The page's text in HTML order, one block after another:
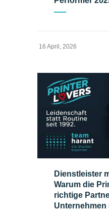
16 April, 2026
Dienstleister
Warum die
richtige
Unternehmen